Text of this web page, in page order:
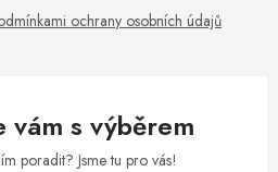
ochrany osobních údajů
vám s výběrem
poradit? Jsme tu pro vás!